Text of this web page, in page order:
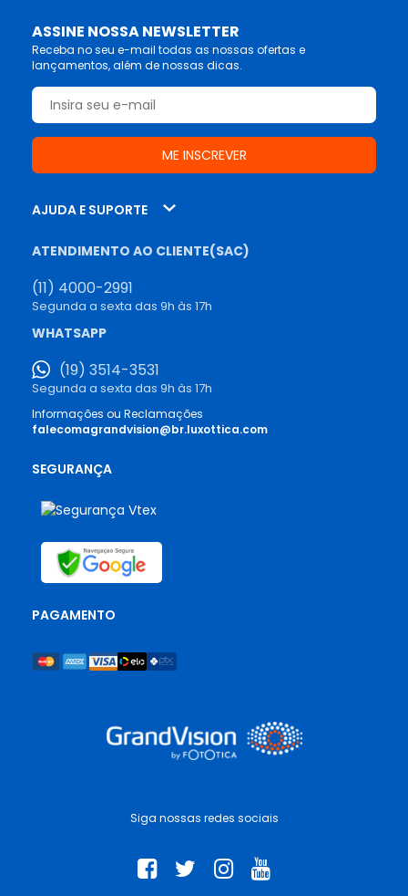
ASSINE NOSSA NEWSLETTER
Receba no seu e-mail todas as nossas ofertas e
lançamentos, além de nossas dicas.
Siga nossas redes sociais
AJUDA E SUPORTE
ATENDIMENTO AO CLIENTE(SAC)
(11) 4000-2991
Segunda a sexta das 9h às 17h
WHATSAPP
(19) 3514-3531
Segunda a sexta das 9h às 17h
Informações ou Reclamações
falecomagrandvision@br.luxottica.com
SEGURANÇA
PAGAMENTO